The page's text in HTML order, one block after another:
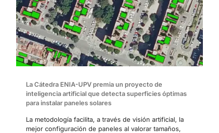
La Cátedra ENIA-UPV premia un proyecto de
inteligencia artificial que detecta superficies óptimas
para instalar paneles solares
La metodología facilita, a través de visión artificial, la
mejor configuración de paneles al valorar tamaños,